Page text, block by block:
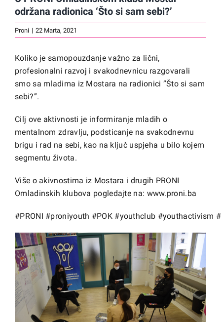
održana radionica ‘Što si sam sebi?’
Proni | 22 Marta, 2021
Koliko je samopouzdanje važno za lični,
profesionalni razvoj i svakodnevnicu razgovarali
smo sa mladima iz Mostara na radionici ”Što si sam
sebi?”.
Cilj ove aktivnosti je informiranje mladih o
mentalnom zdravlju, podsticanje na svakodnevnu
brigu i rad na sebi, kao na ključ uspjeha u bilo kojem
segmentu života.
Više o akivnostima iz Mostara i drugih PRONI
Omladinskih klubova pogledajte na: www.proni.ba
#PRONI #proniyouth #POK#youthclub #youthactivism